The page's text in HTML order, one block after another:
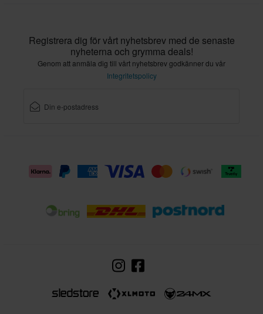
Registrera dig för vårt nyhetsbrev med de senaste
nyheterna och grymma deals!
Genom att anmäla dig till vårt nyhetsbrev godkänner du vår
Integritetspolicy